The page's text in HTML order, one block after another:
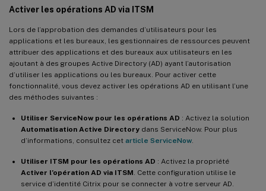
Activer les opérations AD via ITSM
Lors de l’approbation des demandes d’utilisateurs pour les
applications et les bureaux, les gestionnaires de ressources peuvent
attribuer des applications et des bureaux aux utilisateurs en les
ajoutant à des groupes Active Directory (AD) ayant l’autorisation
d’utiliser les applications ou les bureaux. Pour activer cette
fonctionnalité, vous devez activer les opérations AD en utilisant l’une
des méthodes suivantes :
Utiliser ServiceNow pour les opérations AD : Activez la solution
Automatisation Active Directory dans ServiceNow. Pour plus
d’informations, consultez cet article ServiceNow.
Utiliser ITSM pour les opérations AD : Activez la propriété
Activer l’opération AD via ITSM. Cette configuration utilise le
service d’identité Citrix pour se connecter à votre serveur AD.